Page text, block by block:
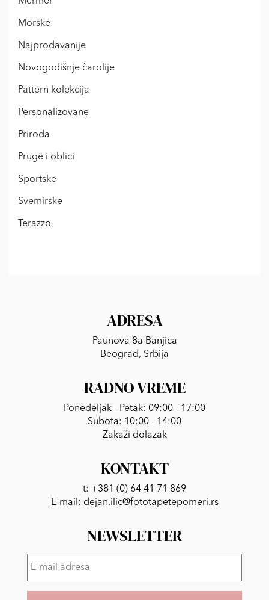
Morske
Najprodavanije
Novogodišnje čarolije
Pattern kolekcija
Personalizovane
Priroda
Pruge i oblici
Sportske
Svemirske
Terazzo
ADRESA
Paunova 8a Banjica
Beograd, Srbija
RADNO VREME
Ponedeljak - Petak: 09:00 - 17:00
Subota: 10:00 - 14:00
Zakaži dolazak
KONTAKT
t: +381 (0) 64 41 71 869
E-mail: dejan.ilic@fototapetepomeri.rs
NEWSLETTER
adresa *